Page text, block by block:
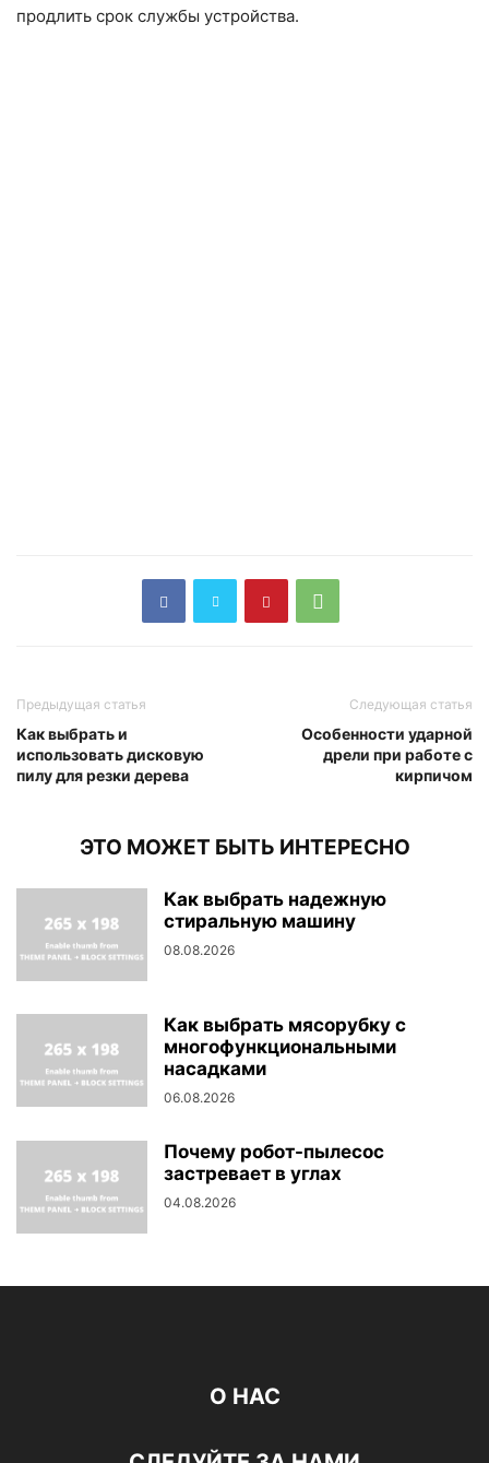
продлить срок службы устройства.
Предыдущая статья
Как выбрать и
использовать дисковую
пилу для резки дерева
Следующая статья
Особенности ударной
дрели при работе с
кирпичом
ЭТО МОЖЕТ БЫТЬ ИНТЕРЕСНО
Как выбрать надежную
стиральную машину
08.08.2026
Как выбрать мясорубку с
многофункциональными
насадками
06.08.2026
Почему робот-пылесос
застревает в углах
04.08.2026
О НАС